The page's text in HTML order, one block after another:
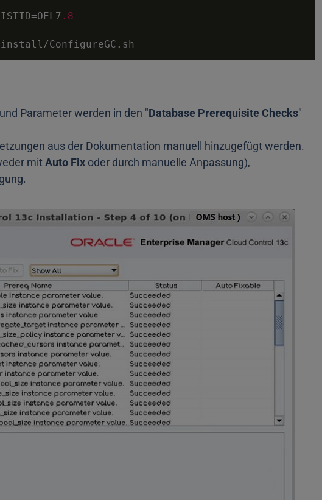
=OEL7 .8
install /
Parameter werden in den "Database Prerequisite Checks"
aus der Dokumentation manuell hinzugefügt werden.
mit Auto Fix oder durch manuelle Anpassung),